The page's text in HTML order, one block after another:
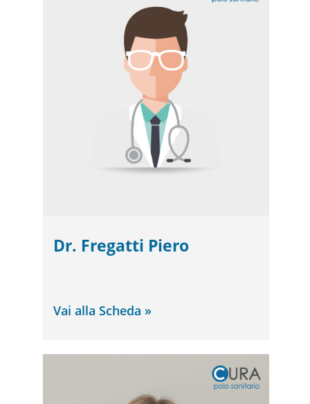
Dr. Fregatti Piero
Vai alla Scheda »